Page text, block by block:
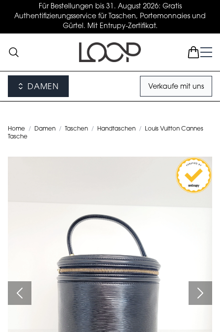
Für Bestellungen bis 31. August 2026: Gratis
Authentifizierungsservice für Taschen, Portemonnaies und
Gürtel. Mit Entrupy-Zertifikat.
DAMEN Verkaufe mit uns
Home / Damen / Taschen / Handtaschen /
Louis Vuitton Cannes
Tasche